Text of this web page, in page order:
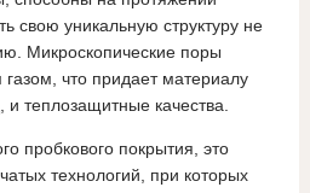
свою уникальную структуру не
Микроскопические поры
что придает материалу
теплозащитные качества.
пробкового покрытия, это
технологий, при которых